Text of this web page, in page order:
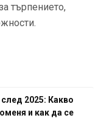
търпението,
2025: Какво
и как да се